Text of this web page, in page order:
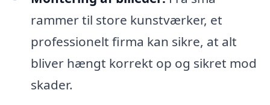
rammer til store kunstværker, et
professionelt firma kan sikre, at alt
bliver hængt korrekt op og sikret mod
skader.